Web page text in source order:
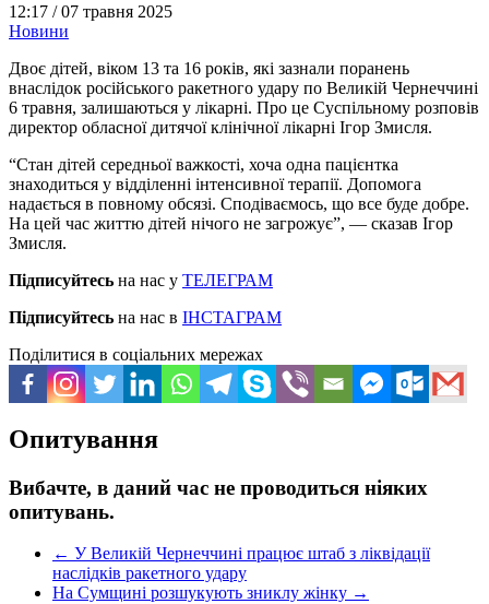
12:17 /07 травня 2025
Новини
Двоє дітей, віком 13 та 16 років, які зазнали поранень
внаслідок російського ракетного удару по Великій Чернеччині
6 травня, залишаються у лікарні. Про це Суспільному розповів
директор обласної дитячої клінічної лікарні Ігор Змисля.
“Стан дітей середньої важкості, хоча одна пацієнтка
знаходиться у відділенні інтенсивної терапії. Допомога
надається в повному обсязі. Сподіваємось, що все буде добре.
На цей час життю дітей нічого не загрожує”, — сказав Ігор
Змисля.
Підписуйтесь на нас у ТЕЛЕГРАМ
Підписуйтесь на нас в ІНСТАГРАМ
Поділитися в соціальних мережах
Опитування
Вибачте, в даний час не проводиться ніяких
опитувань.
← У Великій Чернеччині працює штаб з ліквідації
наслідків ракетного удару
На Сумщині розшукують зниклу жінку →